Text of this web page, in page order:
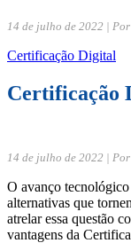
14 de julho de 2022 |
Certificação Digital
Certificação
14 de julho de 2022 |
O avanço
alternativas que
atrelar essa questão
vantagens da